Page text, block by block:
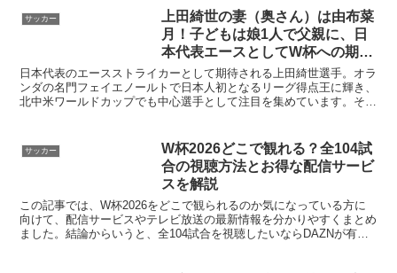
を支えてきた南野拓実の役割や責任まで
受け継ぐ覚悟を示しまし...
サッカー
上田綺世の妻（奥さん）は由布菜
月！子どもは娘1人で父親に、日
本代表エースとしてW杯への期待
が高まる
日本代表のエースストライカーとして期待される上田綺世選手。オラ
ンダの名門フェイエノールトで日本人初となるリーグ得点王に輝き、
北中米ワールドカップでも中心選手として注目を集めています。そん
サッカー
W杯2026どこで観れる？全104試
合の視聴方法とお得な配信サービ
スを解説
この記事では、W杯2026をどこで観られるのか気になっている方に
向けて、配信サービスやテレビ放送の最新情報を分かりやすくまとめ
ました。結論からいうと、全104試合を視聴したいならDAZNが有力